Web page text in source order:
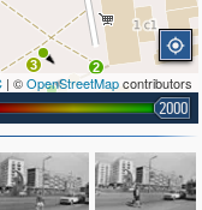
2
2
2
3
| ©OpenStreetMapcontributors
2000